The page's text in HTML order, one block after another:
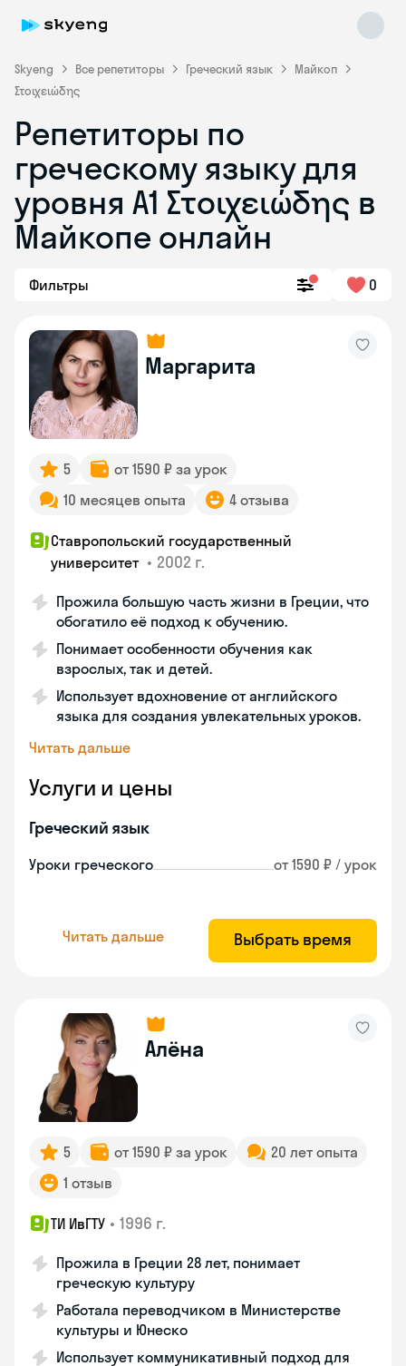
Skyeng Все репетиторы Греческий язык
Майкоп
Στοιχειώδης
Репетиторы по
греческому языку для
уровня Α1 Στοιχειώδης в
Майкопе онлайн
Фильтры 0
Маргарита
5
от 1590 ₽ за урок
10 месяцев опыта
4 отзыва
Ставропольский государственный
университет • 2002 г.
Прожила большую часть жизни в Греции, что
обогатило её подход к обучению.
Понимает особенности обучения как
взрослых, так и детей.
Использует вдохновение от английского
языка для создания увлекательных уроков.
Читать дальше
Услуги и цены
Греческий язык
Уроки греческого от 1590 ₽ / урок
Читать дальше Выбрать время
Алёна
5 от 1590 ₽ за урок
20 лет опыта
1 отзыв
ТИ ИвГТУ • 1996 г.
Прожила в Греции 28 лет, понимает
греческую культуру
Работала переводчиком в Министерстве
культуры и Юнеско
Использует коммуникативный подход для
Skyeng Chat
online